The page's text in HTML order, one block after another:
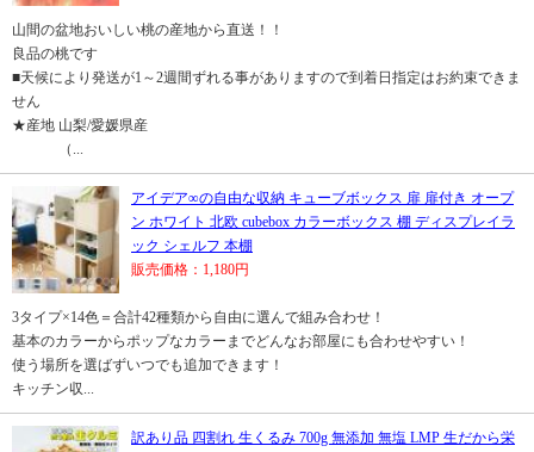
山間の盆地おいしい桃の産地から直送！！
良品の桃です
■天候により発送が1～2週間ずれる事がありますので到着日指定はお約束できま
せん
★産地 山梨/愛媛県産
（...
アイデア∞の自由な収納 キューブボックス 扉 扉付き オープ
ン ホワイト 北欧 cubebox カラーボックス 棚 ディスプレイラ
ック シェルフ 本棚
販売価格：1,180円
3タイプ×14色＝合計42種類から自由に選んで組み合わせ！
基本のカラーからポップなカラーまでどんなお部屋にも合わせやすい！
使う場所を選ばずいつでも追加できます！
キッチン収...
訳あり品 四割れ 生くるみ 700g 無添加 無塩 LMP 生だから栄